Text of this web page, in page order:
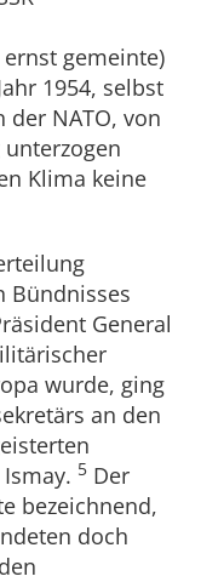
gemeinte)
1954, selbst
der NATO, von
Klima keine
Bündnisses
General
wurde, ging
an den
5 Der
bezeichnend,
doch